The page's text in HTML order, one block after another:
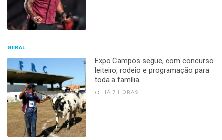
GERAL
Expo Campos segue, com concurso
leiteiro, rodeio e programação para
toda a família
HÁ 7 HORAS